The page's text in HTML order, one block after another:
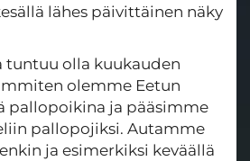
lähes päivittäinen näky
tuntuu olla kuukauden
olemme Eetun
pallopoikina ja pääsimme
pallopojiksi. Autamme
ja esimerkiksi keväällä